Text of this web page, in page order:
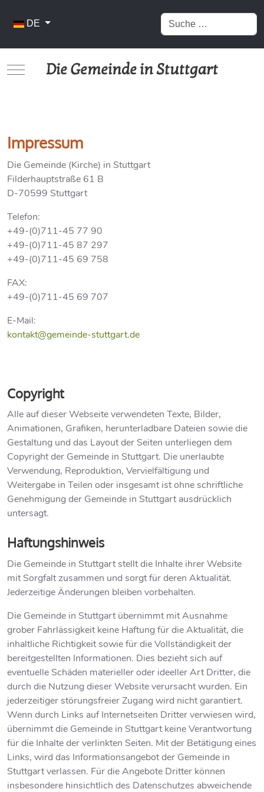
Sprache auswählen
DE
Suchen
Mobile Menu Toggle
Die Gemeinde in Stuttgart
Impressum
Die Gemeinde (Kirche) in Stuttgart
Filderhauptstraße 61 B
D-70599 Stuttgart
Telefon:
+49-(0)711-45 77 90
+49-(0)711-45 87 297
+49-(0)711-45 69 758
FAX:
+49-(0)711-45 69 707
E-Mail:
kontakt@gemeinde-stuttgart.de
Copyright
Alle auf dieser Webseite verwendeten Texte, Bilder,
Animationen, Grafiken, herunterladbare Dateien sowie die
Gestaltung und das Layout der Seiten unterliegen dem
Copyright der Gemeinde in Stuttgart. Die unerlaubte
Verwendung, Reproduktion, Vervielfältigung und
Weitergabe in Teilen oder insgesamt ist ohne schriftliche
Genehmigung der Gemeinde in Stuttgart ausdrücklich
untersagt.
Haftungshinweis
Die Gemeinde in Stuttgart stellt die Inhalte ihrer Website
mit Sorgfalt zusammen und sorgt für deren Aktualität.
Jederzeitige Änderungen bleiben vorbehalten.
Die Gemeinde in Stuttgart übernimmt mit Ausnahme
grober Fahrlässigkeit keine Haftung für die Aktualität, die
inhaltliche Richtigkeit sowie für die Vollständigkeit der
bereitgestellten Informationen. Dies bezieht sich auf
eventuelle Schäden materieller oder ideeller Art Dritter, die
durch die Nutzung dieser Website verursacht wurden. Ein
jederzeitiger störungsfreier Zugang wird nicht garantiert.
Wenn durch Links auf Internetseiten Dritter verwiesen wird,
übernimmt die Gemeinde in Stuttgart keine Verantwortung
für die Inhalte der verlinkten Seiten. Mit der Betätigung eines
Links, wird das Informationsangebot der Gemeinde in
Stuttgart verlassen. Für die Angebote Dritter können
insbesondere hinsichtlich des Datenschutzes abweichende